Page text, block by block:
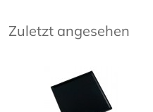
Zuletzt angesehen